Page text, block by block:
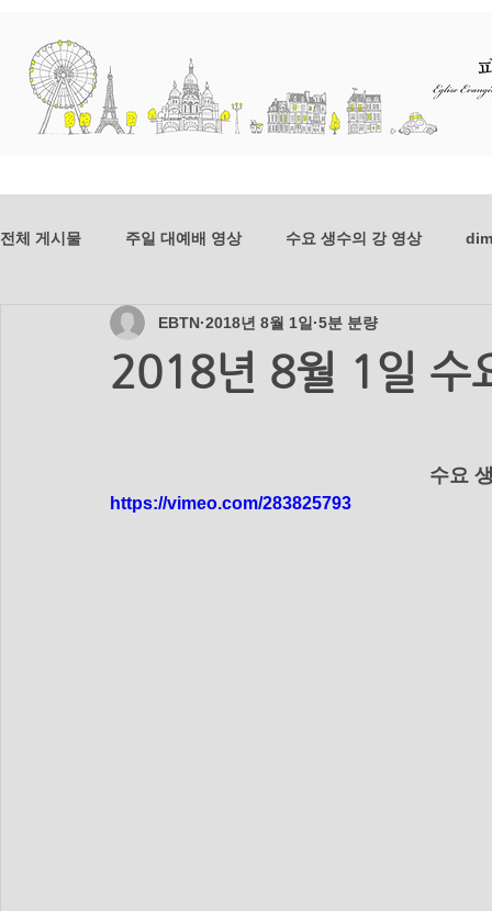
전체 게시물 주일 대예배 영상 수요 생수의 강 영상
dim-201807 mer-201807 dim-201806
dim-201712 mer-201712 dim_201711
2018년 8월 1일 수
EBTN 2018년 8월 1일 5분 분량
https://vimeo.com/283825793